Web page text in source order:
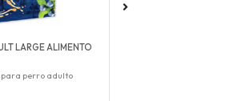
LARGE ALIMENTO
perro adulto